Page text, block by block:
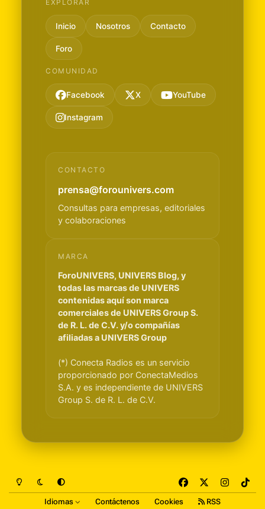
EXPLORAR
Inicio Nosotros Contacto
Foro
COMUNIDAD
Facebook X YouTube
Instagram
CONTACTO
prensa@forounivers.com
Consultas para empresas, editoriales
y colaboraciones
MARCA
ForoUNIVERS, UNIVERS Blog, y
todas las marcas de UNIVERS
contenidas aquí son marca
comerciales de UNIVERS Group S.
de R. L. de C.V. y/o compañías
afiliadas a UNIVERS Group
(*) Conecta Radios es un servicio
proporcionado por ConectaMedios
S.A. y es independiente de UNIVERS
Group S. de R. L. de C.V.
Light ModeDark ModeSystem Preference
a
n
i
Idiomas Contáctenos Cookies RSS